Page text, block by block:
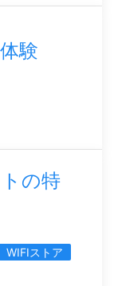
験
の特
WIFIストア